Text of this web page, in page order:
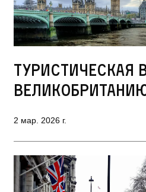
Туристическая
2 мар. 2026 г.